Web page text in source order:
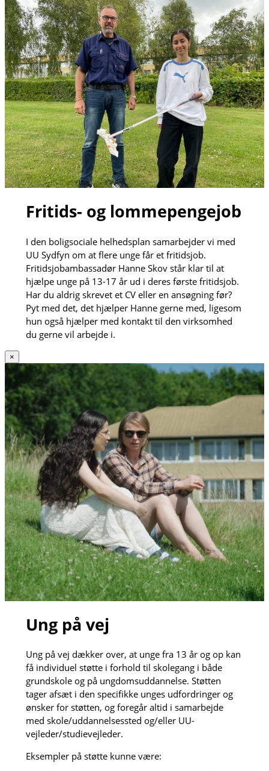
Fritids- og lommepengejob
I den boligsociale helhedsplan samarbejder vi med
UU Sydfyn om at flere unge får et fritidsjob.
Fritidsjobambassadør Hanne Skov står klar til at
hjælpe unge på 13-17 år ud i deres første fritidsjob.
Har du aldrig skrevet et CV eller en ansøgning før?
Pyt med det, det hjælper Hanne gerne med, ligesom
hun også hjælper med kontakt til den virksomhed
du gerne vil arbejde i.
×
Ung på vej
Ung på vej dækker over, at unge fra 13 år og op kan
få individuel støtte i forhold til skolegang i både
grundskole og på ungdomsuddannelse. Støtten
tager afsæt i den specifikke unges udfordringer og
ønsker for støtten, og foregår altid i samarbejde
med skole/uddannelsessted og/eller UU-
vejleder/studievejleder.
Eksempler på støtte kunne være: